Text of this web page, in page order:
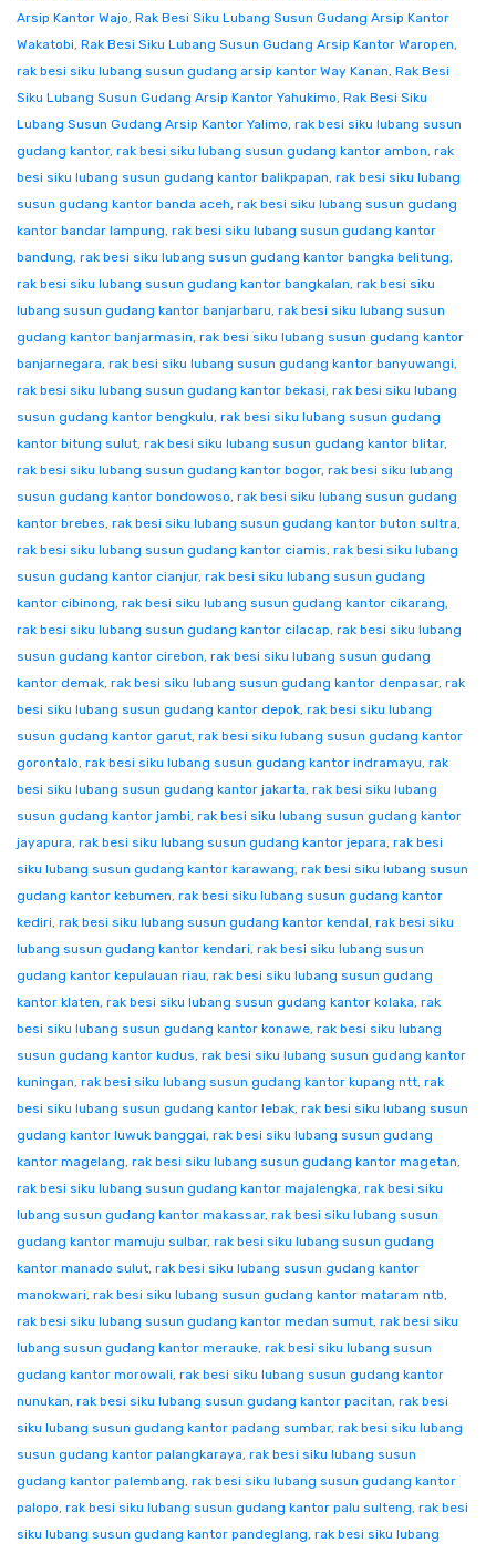
Arsip Kantor Wajo, Rak Besi Siku Lubang Susun Gudang Arsip Kantor
Wakatobi, Rak Besi Siku Lubang Susun Gudang Arsip Kantor Waropen,
rak besi siku lubang susun gudang arsip kantor Way Kanan, Rak Besi
Siku Lubang Susun Gudang Arsip Kantor Yahukimo, Rak Besi Siku
Lubang Susun Gudang Arsip Kantor Yalimo, rak besi siku lubang susun
gudang kantor, rak besi siku lubang susun gudang kantor ambon, rak
besi siku lubang susun gudang kantor balikpapan, rak besi siku lubang
susun gudang kantor banda aceh, rak besi siku lubang susun gudang
kantor bandar lampung, rak besi siku lubang susun gudang kantor
bandung, rak besi siku lubang susun gudang kantor bangka belitung,
rak besi siku lubang susun gudang kantor bangkalan, rak besi siku
lubang susun gudang kantor banjarbaru, rak besi siku lubang susun
gudang kantor banjarmasin, rak besi siku lubang susun gudang kantor
banjarnegara, rak besi siku lubang susun gudang kantor banyuwangi,
rak besi siku lubang susun gudang kantor bekasi, rak besi siku lubang
susun gudang kantor bengkulu, rak besi siku lubang susun gudang
kantor bitung sulut, rak besi siku lubang susun gudang kantor blitar,
rak besi siku lubang susun gudang kantor bogor, rak besi siku lubang
susun gudang kantor bondowoso, rak besi siku lubang susun gudang
kantor brebes, rak besi siku lubang susun gudang kantor buton sultra,
rak besi siku lubang susun gudang kantor ciamis, rak besi siku lubang
susun gudang kantor cianjur, rak besi siku lubang susun gudang
kantor cibinong, rak besi siku lubang susun gudang kantor cikarang,
rak besi siku lubang susun gudang kantor cilacap, rak besi siku lubang
susun gudang kantor cirebon, rak besi siku lubang susun gudang
kantor demak, rak besi siku lubang susun gudang kantor denpasar, rak
besi siku lubang susun gudang kantor depok, rak besi siku lubang
susun gudang kantor garut, rak besi siku lubang susun gudang kantor
gorontalo, rak besi siku lubang susun gudang kantor indramayu, rak
besi siku lubang susun gudang kantor jakarta, rak besi siku lubang
susun gudang kantor jambi, rak besi siku lubang susun gudang kantor
jayapura, rak besi siku lubang susun gudang kantor jepara, rak besi
siku lubang susun gudang kantor karawang, rak besi siku lubang susun
gudang kantor kebumen, rak besi siku lubang susun gudang kantor
kediri, rak besi siku lubang susun gudang kantor kendal, rak besi siku
lubang susun gudang kantor kendari, rak besi siku lubang susun
gudang kantor kepulauan riau, rak besi siku lubang susun gudang
kantor klaten, rak besi siku lubang susun gudang kantor kolaka, rak
besi siku lubang susun gudang kantor konawe, rak besi siku lubang
susun gudang kantor kudus, rak besi siku lubang susun gudang kantor
kuningan, rak besi siku lubang susun gudang kantor kupang ntt, rak
besi siku lubang susun gudang kantor lebak, rak besi siku lubang susun
gudang kantor luwuk banggai, rak besi siku lubang susun gudang
kantor magelang, rak besi siku lubang susun gudang kantor magetan,
rak besi siku lubang susun gudang kantor majalengka, rak besi siku
lubang susun gudang kantor makassar, rak besi siku lubang susun
gudang kantor mamuju sulbar, rak besi siku lubang susun gudang
kantor manado sulut, rak besi siku lubang susun gudang kantor
manokwari, rak besi siku lubang susun gudang kantor mataram ntb,
rak besi siku lubang susun gudang kantor medan sumut, rak besi siku
lubang susun gudang kantor merauke, rak besi siku lubang susun
gudang kantor morowali, rak besi siku lubang susun gudang kantor
nunukan, rak besi siku lubang susun gudang kantor pacitan, rak besi
siku lubang susun gudang kantor padang sumbar, rak besi siku lubang
susun gudang kantor palangkaraya, rak besi siku lubang susun
gudang kantor palembang, rak besi siku lubang susun gudang kantor
palopo, rak besi siku lubang susun gudang kantor palu sulteng, rak besi
siku lubang susun gudang kantor pandeglang, rak besi siku lubang